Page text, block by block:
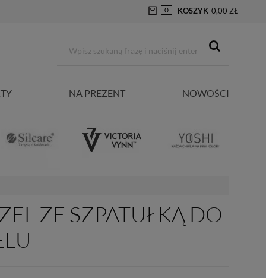
0 KOSZYK 0,00 ZŁ
NA PREZENT NOWOŚCI
ZE SZPATUŁKĄ DO